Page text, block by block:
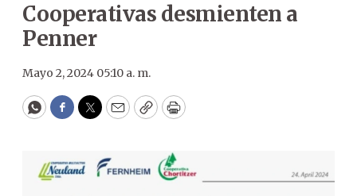
Cooperativas desmienten a
Penner
Mayo 2, 2024 05:10 a. m.
WhatsApp
Facebook
Twitter
EmailCopyPrint